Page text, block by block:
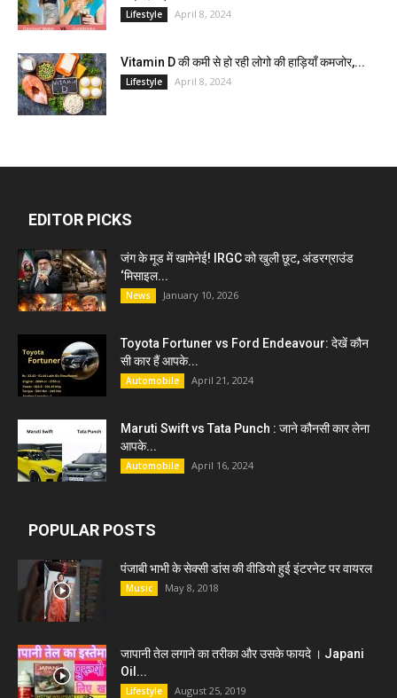
Lifestyle April 8, 2024
Vitamin D की कमी से हो रही लोगो की हाड़ियाँ कमजोर,...
Lifestyle April 8, 2024
EDITOR PICKS
जंग के मूड में खामेनेई! IRGC को खुली छूट, अंडरग्राउंड
‘मिसाइल...
News January 10, 2026
Toyota Fortuner vs Ford Endeavour: देखें कौन
सी कार हैं आपके...
Automobile April 21, 2024
Maruti Swift vs Tata Punch : जाने कौनसी कार लेना
आपके...
Automobile April 16, 2024
POPULAR POSTS
पंजाबी भाभी के सेक्सी डांस की वीडियो हुई इंटरनेट पर वायरल
Music May 8, 2018
जापानी तेल लगाने का तरीका और उसके फायदे । Japani
Oil...
Lifestyle August 25, 2019